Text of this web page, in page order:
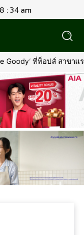
: 34 am
ที่ท็อปส์ สาขา